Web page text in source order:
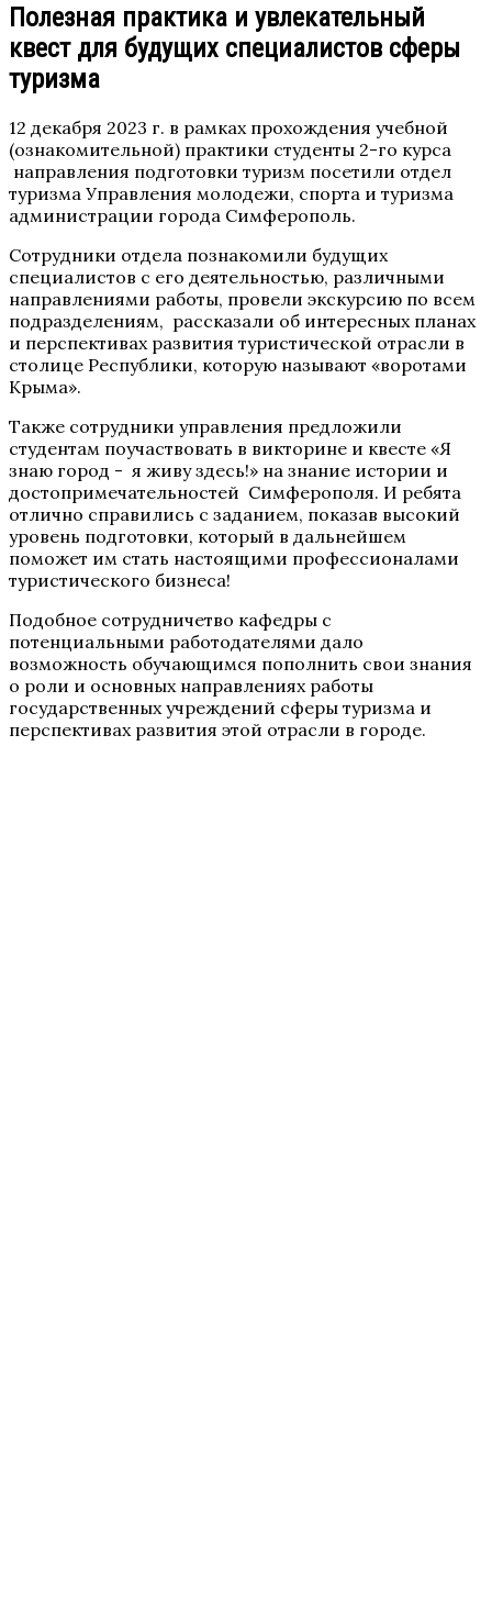
Полезная практика и увлекательный
квест для будущих специалистов сферы
туризма
12 декабря 2023 г. в рамках прохождения учебной
(ознакомительной) практики студенты 2-го курса
направления подготовки туризм посетили отдел
туризма Управления молодежи, спорта и туризма
администрации города Симферополь.
Сотрудники отдела познакомили будущих
специалистов с его деятельностью, различными
направлениями работы, провели экскурсию по всем
подразделениям, рассказали об интересных планах
и перспективах развития туристической отрасли в
столице Республики, которую называют «воротами
Крыма».
Также сотрудники управления предложили
студентам поучаствовать в викторине и квесте «Я
знаю город - я живу здесь!» на знание истории и
достопримечательностей Симферополя. И ребята
отлично справились с заданием, показав высокий
уровень подготовки, который в дальнейшем
поможет им стать настоящими профессионалами
туристического бизнеса!
Подобное сотрудничетво кафедры с
потенциальными работодателями дало
возможность обучающимся пополнить свои знания
о роли и основных направлениях работы
государственных учреждений сферы туризма и
перспективах развития этой отрасли в городе.